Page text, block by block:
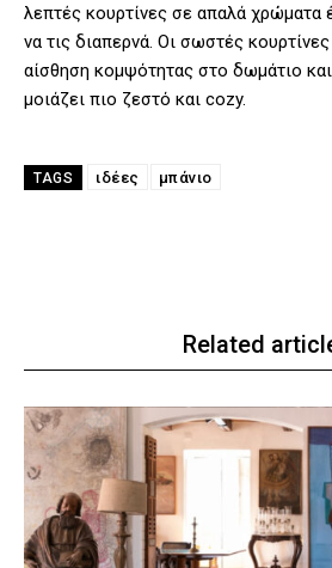
λεπτές κουρτίνες σε απαλά χρώματα
να τις διαπερνά. Οι σωστές
αίσθηση κομψότητας στο δωμάτιο
μοιάζει πιο ζεστό και cozy.
TAGS ιδέες μπάνιο
Related